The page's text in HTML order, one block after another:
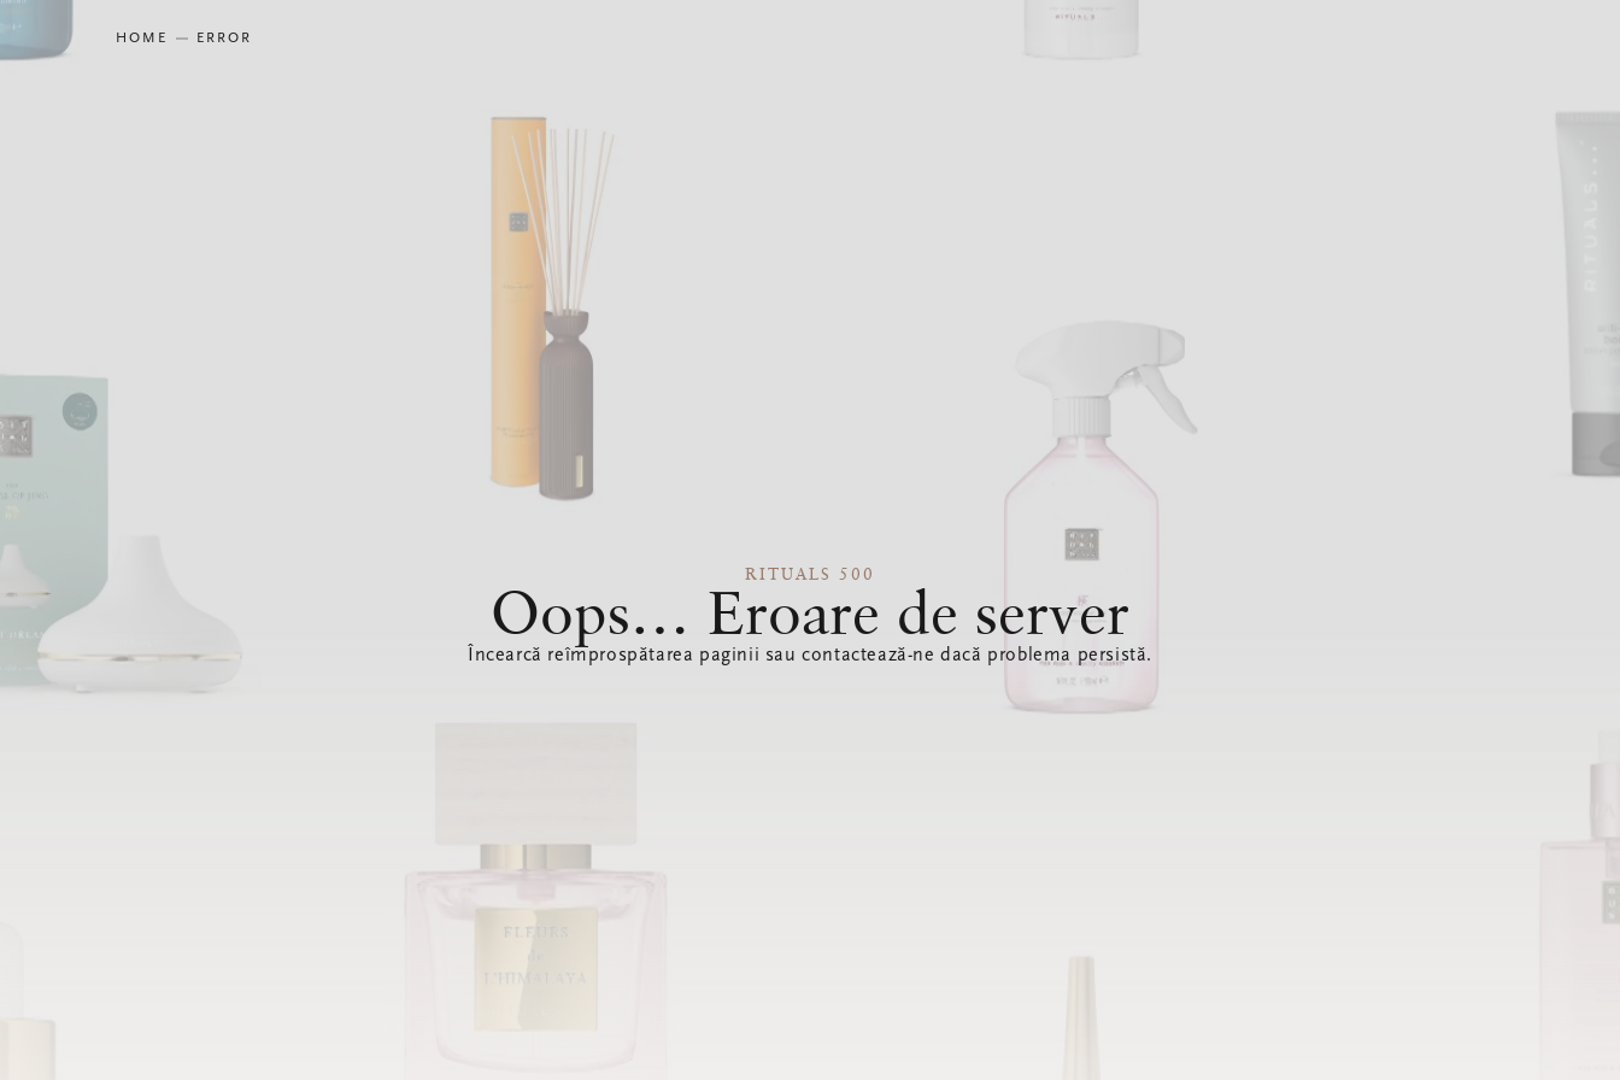
HOME ERROR
RITUALS 500
Oops… Eroare de server
Încearcă reîmprospătarea paginii sau contactează-ne dacă problema persistă.